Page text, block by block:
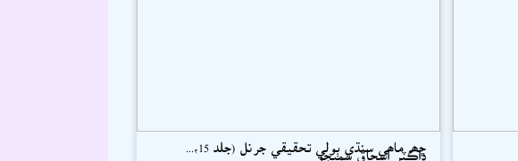
ڇھہ ماھي سنڌي ٻولي تحقيقي جرنل (جلد 15،...
ڊاڪٽر اسحاق سميجو